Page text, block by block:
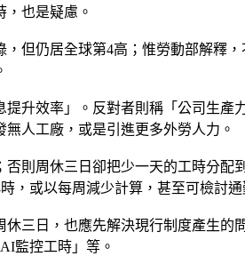
也是疑慮。
但仍居全球第4高；惟勞動部解釋
升效率」。反對者則稱「公司生
人工廠，或是引進更多外勞人力。
則周休三日卻把少一天的工時分
，或以每周減少計算，甚至可檢討
三日，也應先解決現行制度產生
監控工時」等。